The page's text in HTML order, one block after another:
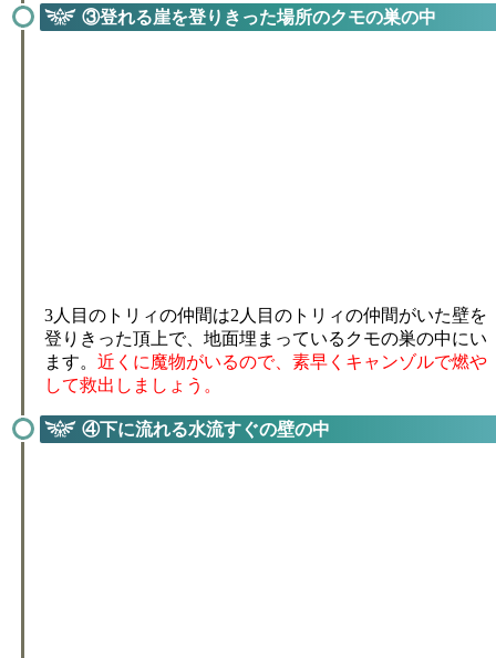
③登れる崖を登りきった場所のクモの巣の中
3人目のトリィの仲間は2人目のトリィの仲間がいた壁を
登りきった頂上で、地面埋まっているクモの巣の中にい
ます。 近くに魔物がいるので、素早くキャンゾルで燃や
して救出しましょう。
④下に流れる水流すぐの壁の中